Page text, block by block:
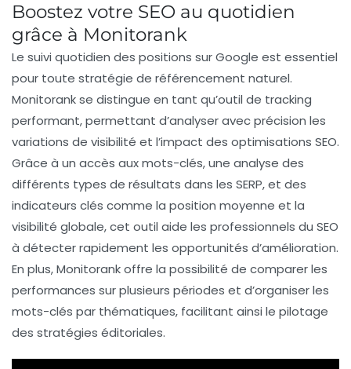
Boostez votre SEO au quotidien
grâce à Monitorank
Le suivi quotidien des positions sur Google est essentiel
pour toute stratégie de référencement naturel.
Monitorankse distingue en tant qu’outil de tracking
performant, permettant d’analyser avec précision les
variations de visibilité et l’impact des optimisations SEO.
Grâce à un accès auxmots-clés, une analyse des
différents types de résultats dans les SERP, et des
indicateurs clés comme la position moyenne et la
visibilité globale, cet outil aide les professionnels du SEO
à détecter rapidement les opportunités d’amélioration.
En plus, Monitorank offre la possibilité de comparer les
performances sur plusieurs périodes et d’organiser les
mots-clés par thématiques, facilitant ainsi le pilotage
des stratégies éditoriales.